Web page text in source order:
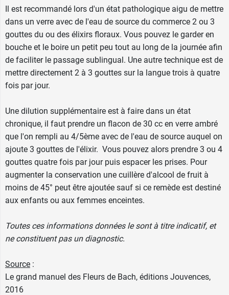
Il est recommandé lors d'un état pathologique aigu de mettre
dans un verre avec de l'eau de source du commerce 2 ou 3
gouttes du ou des élixirs floraux. Vous pouvez le garder en
bouche et le boire un petit peu tout au long de la journée afin
de faciliter le passage sublingual. Une autre technique est de
mettre directement 2 à 3 gouttes sur la langue trois à quatre
fois par jour.
Une dilution supplémentaire est à faire dans un état
chronique, il faut prendre un flacon de 30 cc en verre ambré
que l'on rempli au 4/5ème avec de l'eau de source auquel on
ajoute 3 gouttes de l'élixir. Vous pouvez alors prendre 3 ou 4
gouttes quatre fois par jour puis espacer les prises. Pour
augmenter la conservation une cuillère d'alcool de fruit à
moins de 45° peut être ajoutée sauf si ce remède est destiné
aux enfants ou aux femmes enceintes.
Toutes ces informations données le sont à titre indicatif, et
ne constituent pas un diagnostic.
Source :
Le grand manuel des Fleurs de Bach, éditions Jouvences,
2016